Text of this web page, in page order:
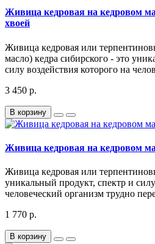
Живица кедровая на кедровом
хвоей
Живица кедровая или
масло) кедра сибирского - это
силу воздействия которого на
3 450 р.
В корзину
Живица кедровая на кедровом
Живица кедровая или
уникальный продукт, спектр и
человеческий организм трудно
1 770 р.
В корзину